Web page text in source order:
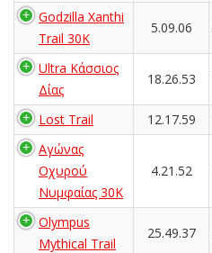
Godzilla Xanthi
Trail 30K
5.09.06
Ultra Κάσσιος
Δίας
18.26.53
Lost Trail 12.17.59
Αγώνας
Οχυρού
Νυμφαίας 30Κ
4.21.52
Olympus
Mythical Trail
25.49.37